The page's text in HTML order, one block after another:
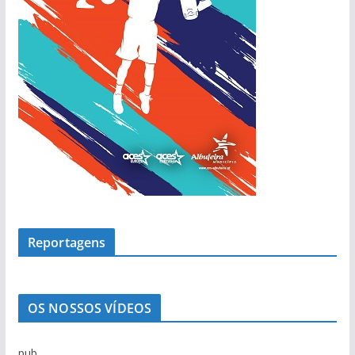
Reportagens
OS NOSSOS VÍDEOS